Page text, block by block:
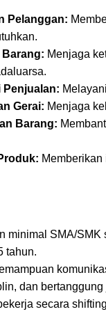
Pelanggan:
Barang: Menjaga
Penjualan:
Gerai: Menjaga
Barang:
minimal SMA/SMK
tahun.
dan bertanggung
secara